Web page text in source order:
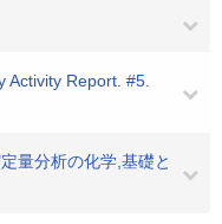
Activity Report. #5.
量分析の化学,基礎と